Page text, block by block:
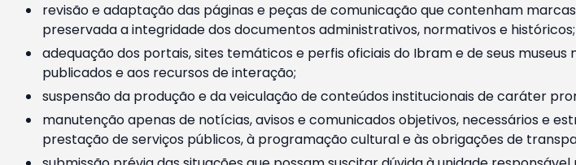
revisão e adaptação das páginas e peças de comunicação que contenham
preservada a integridade dos documentos administrativos, normativos e históricos;
adequação dos portais, sites temáticos e perfis oficiais do Ibram e de seus
publicados e aos recursos de interação;
suspensão da produção e da veiculação de conteúdos institucionais de caráter
manutenção apenas de notícias, avisos e comunicados objetivos, necessários e
prestação de serviços públicos, à programação cultural e às obrigações de